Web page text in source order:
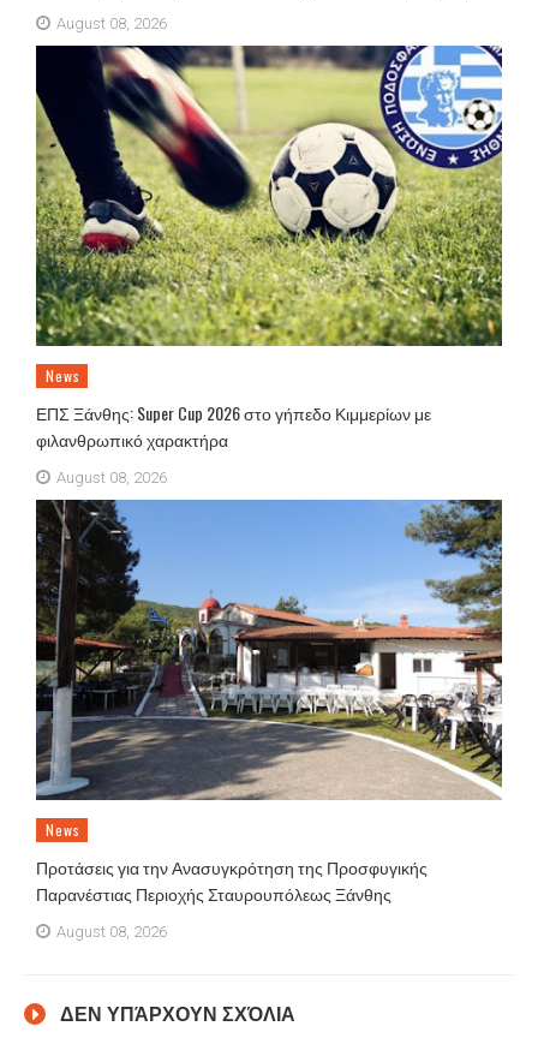
August 08, 2026
News
ΕΠΣ Ξάνθης: Super Cup 2026 στο γήπεδο Κιμμερίων με
φιλανθρωπικό χαρακτήρα
August 08, 2026
News
Προτάσεις για την Ανασυγκρότηση της Προσφυγικής
Παρανέστιας Περιοχής Σταυρουπόλεως Ξάνθης
August 08, 2026
ΔΕΝ ΥΠΆΡΧΟΥΝ ΣΧΌΛΙΑ